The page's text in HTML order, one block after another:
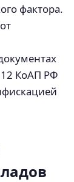
фактора.
КоАП РФ